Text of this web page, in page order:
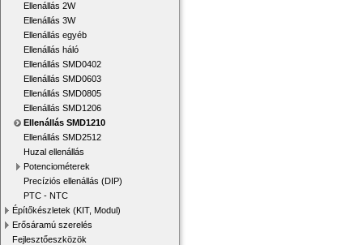
Ellenállás 2W
Ellenállás 3W
Ellenállás egyéb
Ellenállás háló
Ellenállás SMD0402
Ellenállás SMD0603
Ellenállás SMD0805
Ellenállás SMD1206
Ellenállás SMD1210
Ellenállás SMD2512
Huzal ellenállás
Potenciométerek
Precíziós ellenállás (DIP)
PTC - NTC
Építőkészletek (KIT, Modul)
Erősáramú szerelés
Fejlesztőeszközök